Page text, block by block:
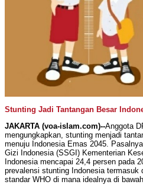
Stunting Jadi Tantangan Besar
JAKARTA (voa-islam.com)--Anggota
mengungkapkan, stunting menjadi
menuju Indonesia Emas 2045.
Gizi Indonesia (SSGI) Kementerian
Indonesia mencapai 24,4 persen pada
prevalensi stunting Indonesia termasuk
standar WHO di mana idealnya di